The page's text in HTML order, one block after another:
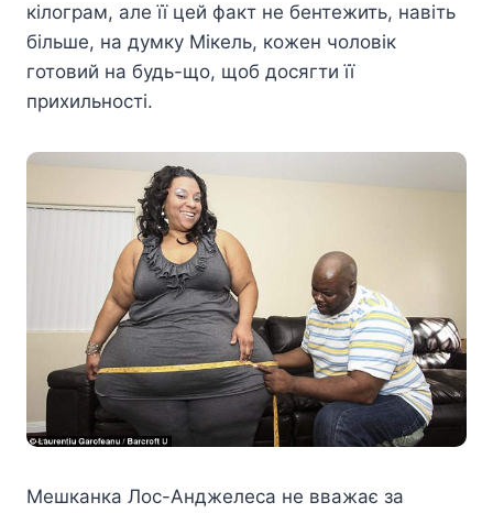
кілограм, але її цей факт не бентежить, навіть
більше, на думку Мікель, кожен чоловік
готовий на будь-що, щоб досягти її
прихильності.
Мешканка Лос-Анджелеса не вважає за